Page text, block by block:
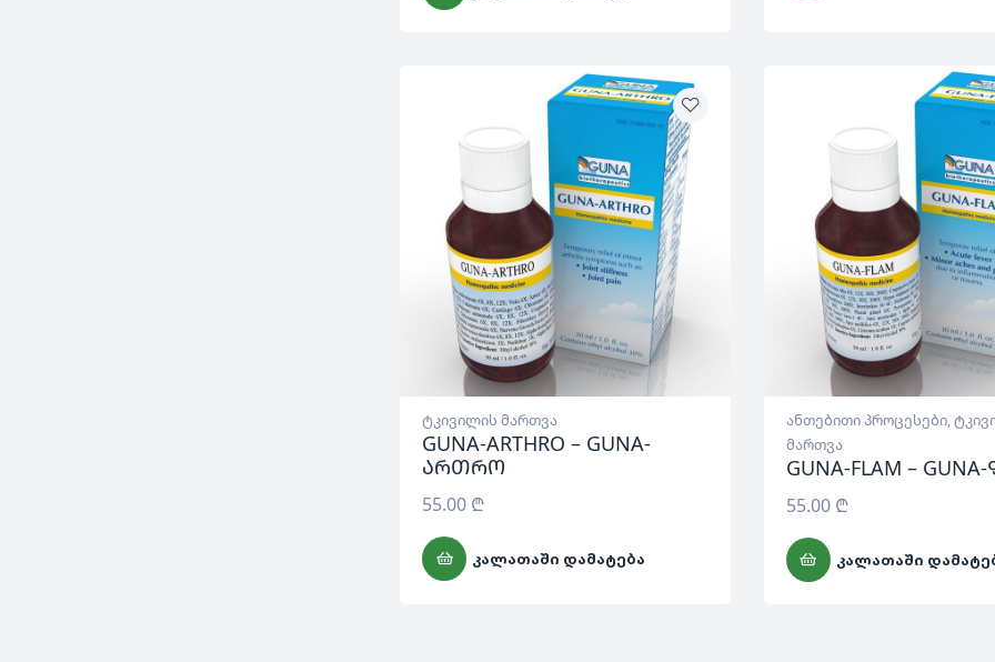
ტკივილის მართვა
GUNA-ARTHRO – GUNA-
ართრო
55.00 ₾
ᲙᲐᲚᲐᲗᲐᲨᲘ ᲓᲐᲛᲐᲢᲔᲑᲐ
ანთებითი პროცესები,
მართვა
GUNA-FLAM –
55.00 ₾
ᲙᲐᲚᲐᲗᲐᲨᲘ